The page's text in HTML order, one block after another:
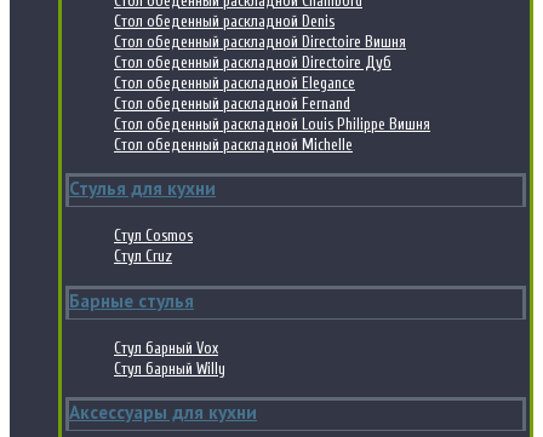
Стол обеденный раскладной Denis
Стол обеденный раскладной Directoire Вишня
Стол обеденный раскладной Directoire Дуб
Стол обеденный раскладной Elegance
Стол обеденный раскладной Fernand
Стол обеденный раскладной Louis Philippe Вишня
Стол обеденный раскладной Michelle
Стулья для кухни
Стул Cosmos
Стул Cruz
Барные стулья
Стул барный Vox
Стул барный Willy
Аксессуары для кухни